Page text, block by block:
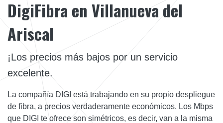
DigiFibra en Villanueva del
Ariscal
¡Los precios más bajos por un servicio
excelente.
La compañía DIGI está trabajando en su propio despliegue
de fibra, a precios verdaderamente económicos. Los Mbps
que DIGI te ofrece son simétricos, es decir, van a la misma